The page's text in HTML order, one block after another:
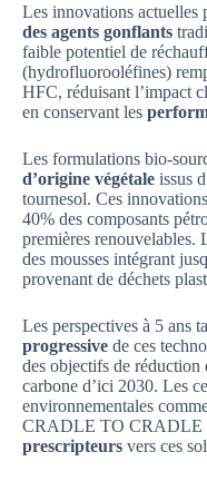
Les innovations actuelles
des agents gonflants
faible potentiel de
(hydrofluorooléfines)
HFC, réduisant l’impact
en conservant les
Les formulations bio-
d’origine végétale issus
tournesol. Ces
40% des composants
premières renouvelables.
des mousses intégrant
provenant de déchets
Les perspectives à 5 ans
progressive de ces
des objectifs de réduction
carbone d’ici 2030. Les
environnementales
CRADLE TO CRADLE
prescripteurs vers ces